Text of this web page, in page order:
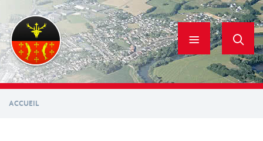
contenu
principal
ACCUEIL